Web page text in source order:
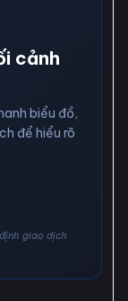
cảnh
biểu đồ,
để hiểu rõ
giao dịch